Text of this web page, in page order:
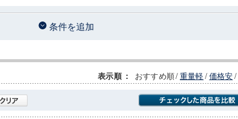
条件を追加
表示順 ： おすすめ順/重量軽/価格安/